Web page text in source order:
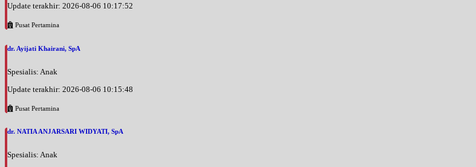
Update terakhir: 2026-08-06 10:17:52
Pusat Pertamina
dr. Ayijati Khairani, SpA
Spesialis: Anak
Update terakhir: 2026-08-06 10:15:48
Pusat Pertamina
dr. NATIA ANJARSARI WIDYATI, SpA
Spesialis: Anak